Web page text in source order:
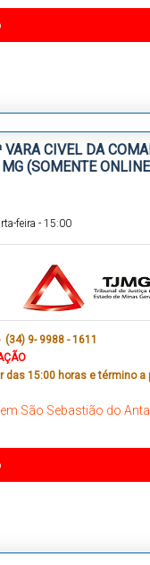
VARA CIVEL DA
(SOMENTE
feira - 15:00
9- 9988 - 1611
das 15:00 horas e término a
São Sebastião do